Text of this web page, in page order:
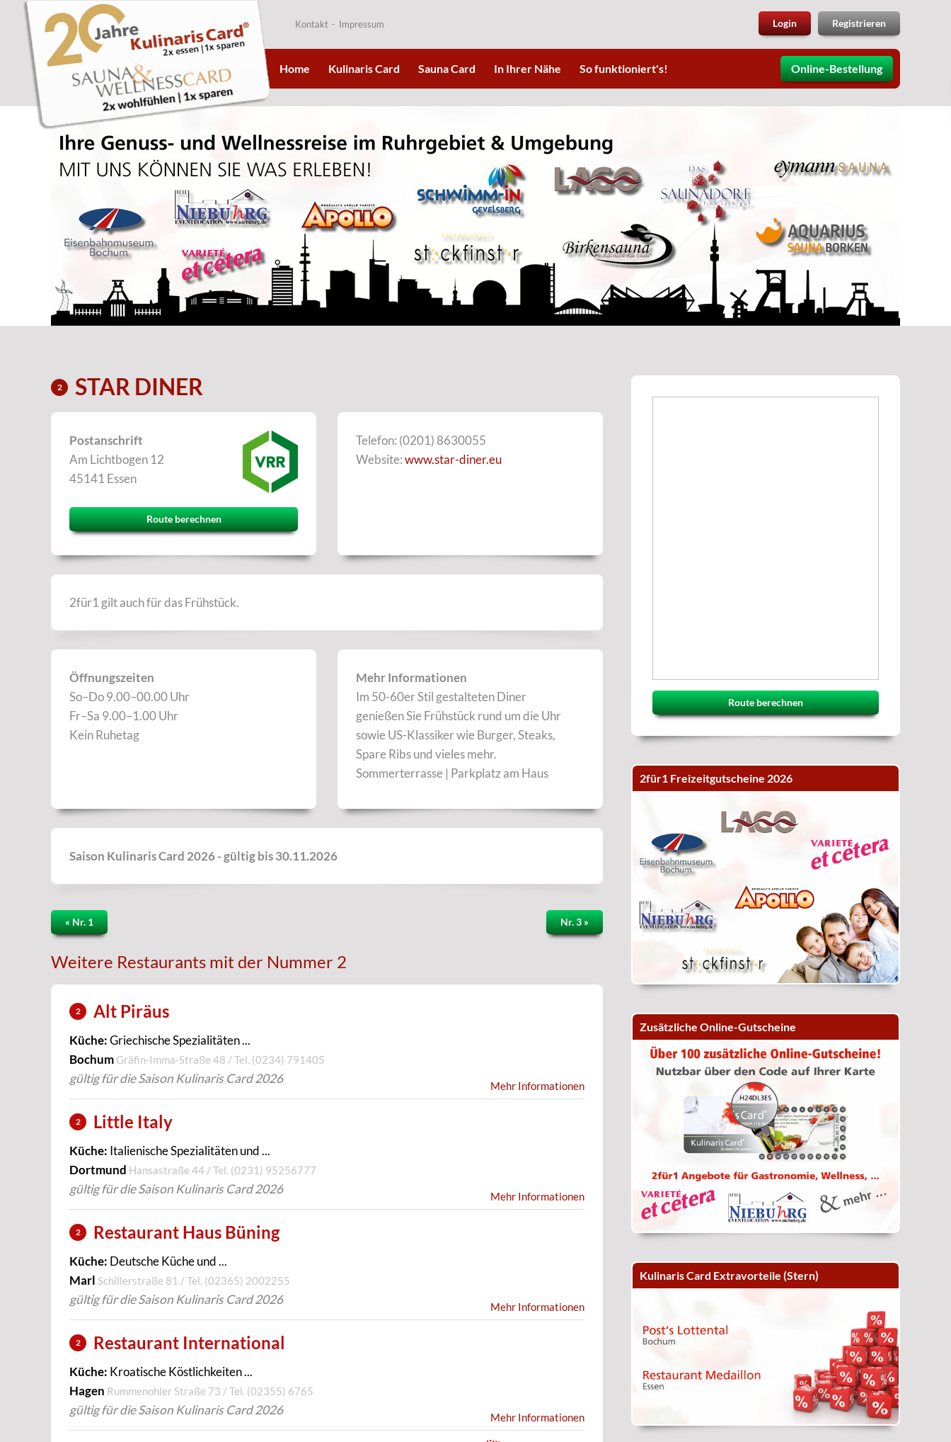
Login Registrieren
Kontakt Impressum
Online-Bestellung
Home Kulinaris Card Sauna Card In Ihrer Nähe So funktioniert's!
2 STAR DINER
Postanschrift
Am Lichtbogen 12
45141 Essen
Route berechnen
Telefon: (0201) 8630055
Website:www.star-diner.eu
2für1 gilt auch für das Frühstück.
Öffnungszeiten
So–Do 9.00–00.00 Uhr
Fr–Sa 9.00–1.00 Uhr
Kein Ruhetag
Mehr Informationen
Im 50-60er Stil gestalteten Diner
genießen Sie Frühstück rund um die Uhr
sowie US-Klassiker wie Burger, Steaks,
Spare Ribs und vieles mehr.
Sommerterrasse | Parkplatz am Haus
Saison Kulinaris Card 2026 - gültig bis 30.11.2026
« Nr. 1 Nr. 3 »
Weitere Restaurants mit der Nummer 2
2 Alt Piräus
Küche:Griechische Spezialitäten ...
Bochum Gräfin-Imma-Straße 48 / Tel. (0234) 791405
gültig für die Saison Kulinaris Card 2026
Mehr Informationen
2 Little Italy
Küche: Italienische Spezialitäten und ...
Dortmund Hansastraße 44 / Tel. (0231) 95256777
gültig für die Saison Kulinaris Card 2026
Mehr Informationen
2 Restaurant Haus Büning
Küche: Deutsche Küche und ...
Marl Schillerstraße 81 / Tel. (02365) 2002255
gültig für die Saison Kulinaris Card 2026
Mehr Informationen
2 Restaurant International
Küche: Kroatische Köstlichkeiten ...
Hagen Rummenohler Straße 73 / Tel. (02355) 6765
gültig für die Saison Kulinaris Card 2026
Mehr Informationen
Route berechnen
2für1 Freizeitgutscheine 2026
Zusätzliche Online-Gutscheine
Kulinaris Card Extravorteile (Stern)